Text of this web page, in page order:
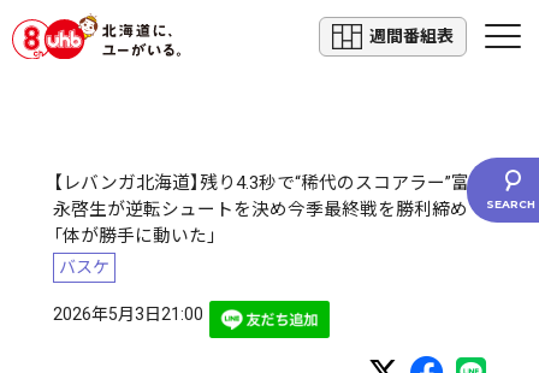
週間番組表
【レバンガ北海道】残り4.3秒で“稀代のスコアラー”富
永啓生が逆転シュートを決め今季最終戦を勝利締め
「体が勝手に動いた」
バスケ
2026年5月3日21:00